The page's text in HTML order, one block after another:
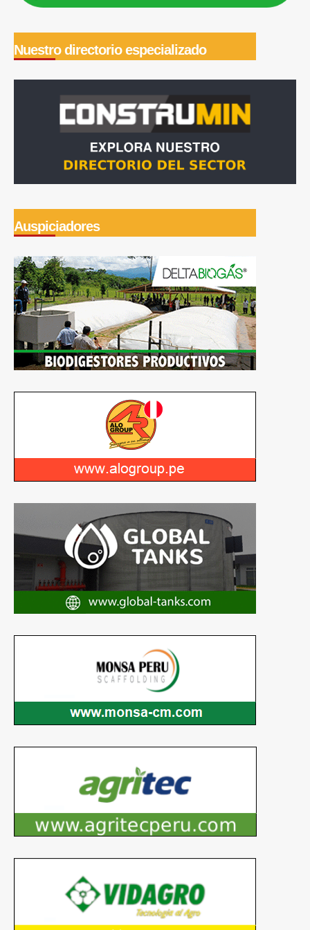
Nuestro directorio especializado
Auspiciadores